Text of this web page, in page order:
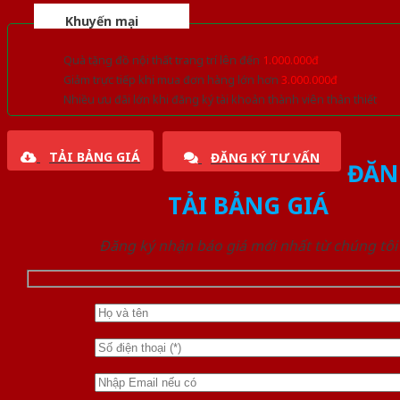
Khuyến mại
Quà tặng đồ nội thất trang trí lên đến 1.000.000đ
Giảm trực tiếp khi mua đơn hàng lớn hơn 3.000.000đ
Nhiều ưu đãi lớn khi đăng ký tài khoản thành viên thân thiết
TẢI BẢNG GIÁ ĐĂNG KÝ TƯ VẤN
TẢI BẢNG GIÁ
Đăng ký nhận báo giá mới nhất từ chúng tôi